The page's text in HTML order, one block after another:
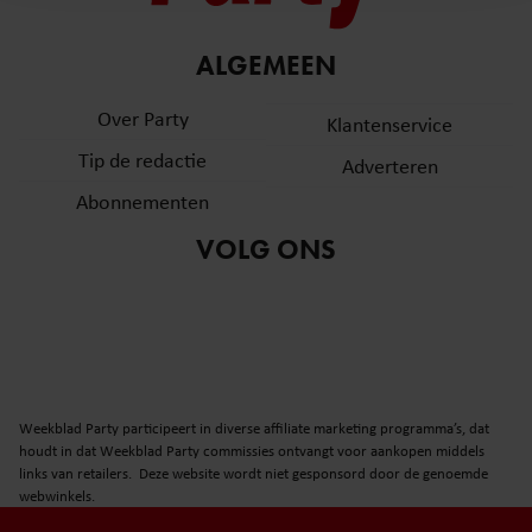
informatie over uw gebruik van onze site met onze
partners voor social media, adverteren en analyse. Deze
informatie die u aan ze heeft verstrekt of die ze hebben
gaat akkoord met onze cookies als u onze website blijft
gebruiken.
ALGEMEEN
Over Party
Tip de redactie
Abonnementen
Klantenservice
Adverteren
VOLG ONS
Weekblad Party participeert in diverse affiliate marketing programma’s, dat
houdt in dat Weekblad Party commissies ontvangt voor aankopen middels
links van retailers. Deze website wordt niet gesponsord door de genoemde
webwinkels.